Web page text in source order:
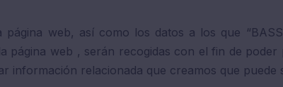
web, así como los datos a los que
página web , serán recogidas con el fin de
información relacionada que creamos que puede